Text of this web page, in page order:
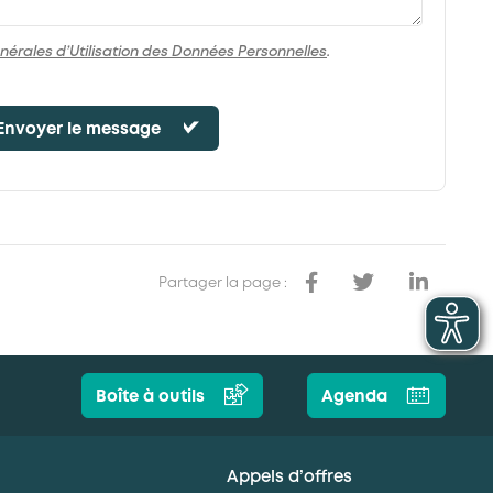
d’Utilisation des Données Personnelles.
Envoyer le message
Partager la page :
Boîte à outils Agenda
Appels d’offres